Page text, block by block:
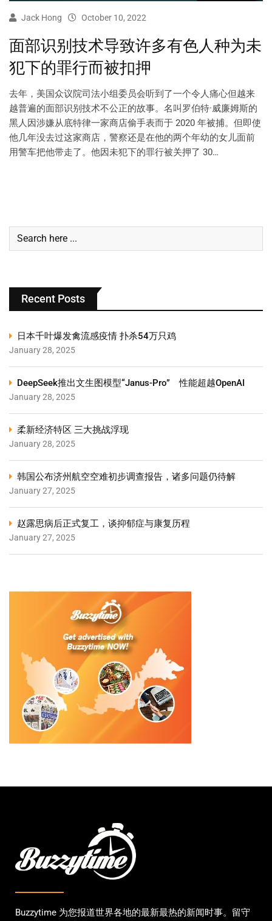
Jack Hong October 10, 2022
面部识别技术导致许多有色人种为未
犯下的罪行而被扣押
去年，美国众议院司法小组委员会听到了一个令人痛心但越来
越普遍的面部识别技术不公正的故事。名叫罗伯特·威廉姆斯的
黑人因涉嫌从底特律一家商店偷手表而于 2020 年被捕。但即使
他几年没去过这家商店，警察还是在他的两个年幼的女儿面前
用警车把他带走了。他因未犯下的罪行被关押了 30…
Recent Posts
日本千叶爆发禽流感疫情 扑杀54万只鸡
January 28, 2025
DeepSeek推出文生图模型“Janus-Pro” 性能超越OpenAI
January 28, 2025
柔新经济特区 三大挑战浮现
January 28, 2025
韩国公布济州航空空难初步调查报告，诸多问题仍待解
January 27, 2025
赵露思病后正式复工，谈抑郁症与康复历程
January 27, 2025
Buzzytime 为您报道世界各地的最新最热的新闻时事。留守